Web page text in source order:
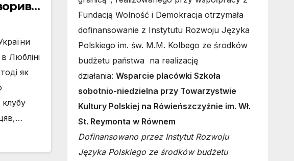
Любліні
як
Fundacją Wolność i Demokracja otrzymała
dofinansowanie z Instytutu Rozwoju Języka
Polskiego im. św. M.M. Kolbego ze środków
budżetu państwa na realizację
działania: Wsparcie placówki Szkoła
sobotnio-niedzielna przy Towarzystwie
Kultury Polskiej na Rówieńszczyźnie im. Wł.
St. Reymonta w Równem
Dofinansowano przez Instytut Rozwoju
Języka Polskiego ze środków budżetu